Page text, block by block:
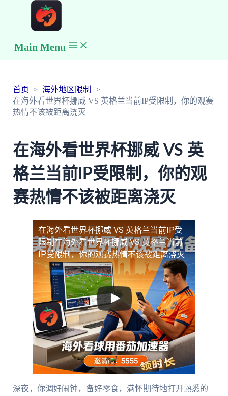
Main Menu
首页
海外地区限制
在海外看世界杯挪威 VS 英格兰当前IP受限制，你的观赛
热情不该被距离浇灭
在海外看世界杯挪威 VS 英
格兰当前IP受限制，你的观
赛热情不该被距离浇灭
在海外看世界杯挪威 VS 英格兰当前IP受
限制在海外看世界杯挪威 VS 英格兰当前
IP受限制，你的观赛热情不该被距离浇灭
深夜，你调好闹钟，备好零食，满怀期待地打开熟悉的